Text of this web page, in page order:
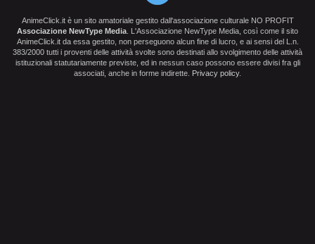
AnimeClick.it è un sito amatoriale gestito dall'associazione culturale NO PROFIT
Associazione NewType Media . L'Associazione NewType Media, così come il sito
AnimeClick.it da essa gestito, non perseguono alcun fine di lucro, e ai sensi del L.n.
383/2000 tutti i proventi delle attività svolte sono destinati allo svolgimento delle attività
istituzionali statutariamente previste, ed in nessun caso possono essere divisi fra gli
associati, anche in forme indirette. Privacy policy.